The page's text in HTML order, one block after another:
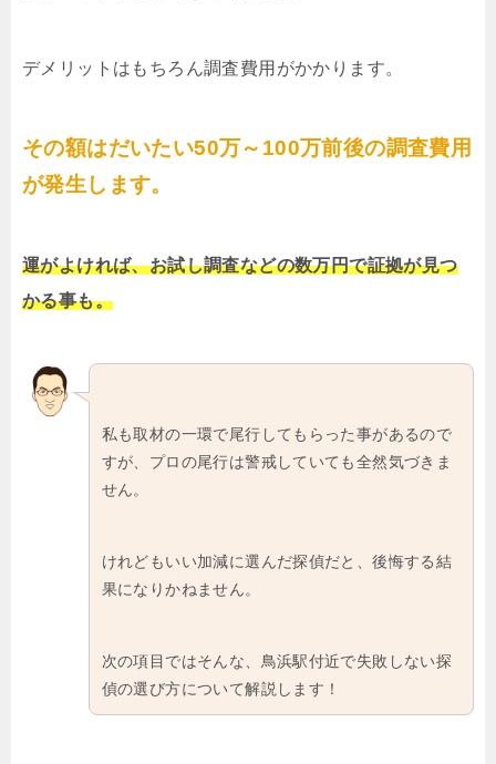
デメリットはもちろん調査費用がかかります。
その額はだいたい50万～100万前後の調査費用
が発生します。
運がよければ、お試し調査などの数万円で証拠が見つ
かる事も。
私も取材の一環で尾行してもらった事があるので
すが、プロの尾行は警戒していても全然気づきま
せん。
けれどもいい加減に選んだ探偵だと、後悔する結
果になりかねません。
次の項目ではそんな、鳥浜駅付近で失敗しない探
偵の選び方について解説します！